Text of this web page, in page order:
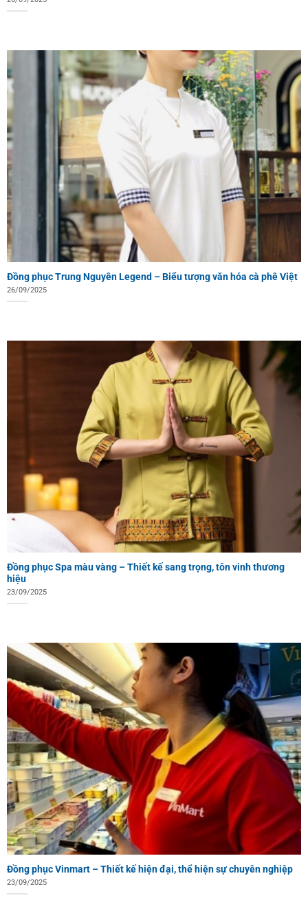
Đồng phục Trung Nguyên Legend – Biểu tượng văn hóa cà phê Việt
26/09/2025
Đồng phục Spa màu vàng – Thiết kế sang trọng, tôn vinh thương
hiệu
23/09/2025
Đồng phục Vinmart – Thiết kế hiện đại, thể hiện sự chuyên nghiệp
23/09/2025